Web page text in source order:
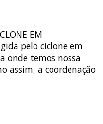
EM
pelo ciclone em
onde temos nossa
assim, a coordenação